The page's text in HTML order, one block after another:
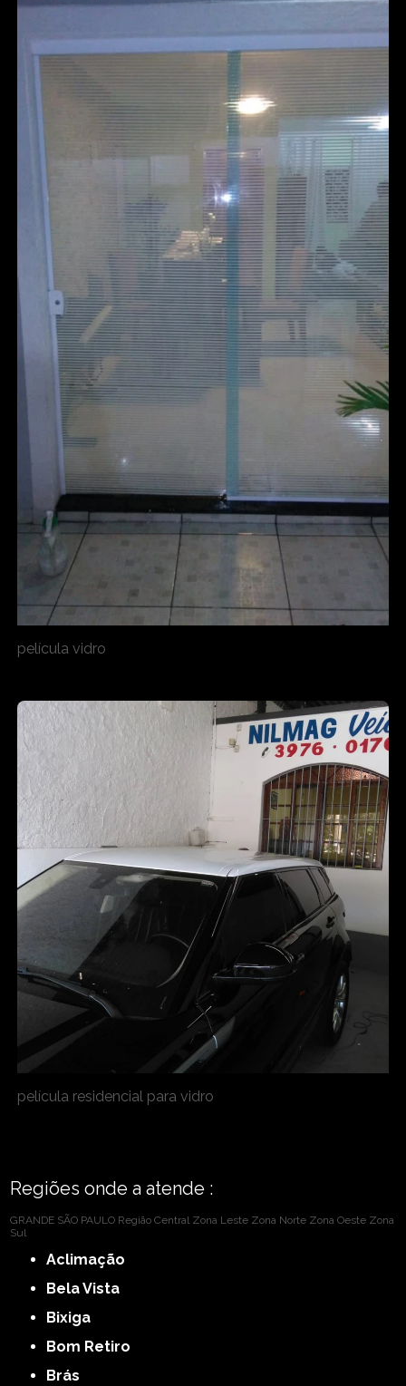
película vidro
película residencial para vidro
Regiões onde a atende :
GRANDE SÃO PAULO Região Central Zona Leste Zona Norte Zona Oeste Zona
Sul
Aclimação
Bela Vista
Bixiga
Bom Retiro
Brás